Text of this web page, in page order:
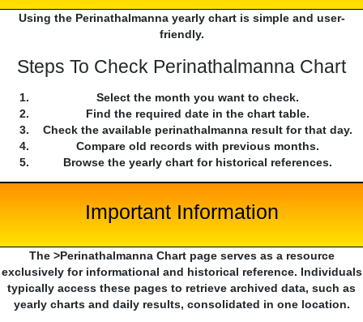
Using the Perinathalmanna yearly chart is simple and user-
friendly.
Steps To Check Perinathalmanna Chart
Select the month you want to check.
Find the required date in the chart table.
Check the available perinathalmanna result for that day.
Compare old records with previous months.
Browse the yearly chart for historical references.
Important Information
The >Perinathalmanna Chart page serves as a resource
exclusively for informational and historical reference. Individuals
typically access these pages to retrieve archived data, such as
yearly charts and daily results, consolidated in one location.